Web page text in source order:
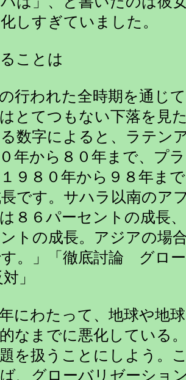
しすぎていました。
ことは
の行われた全時期を通じ
とてつもない下落を見
数字によると、ラテン
年から８０年まで、プ
１９８０年から９８年ま
です。サハラ以南のア
８６パーセントの成長
トの成長。アジアの場
す。」「徹底討論 グロ
」
年にわたって、地球や地
なまでに悪化している
を扱うことにしよう。
、グローバリゼーショ